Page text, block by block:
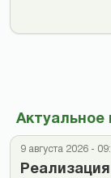
Актуальное
9 августа 2026 -